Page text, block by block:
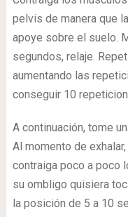
pelvis de manera que
apoye sobre el suelo.
segundos, relaje.
aumentando las
conseguir 10
A continuación, tome
Al momento de
contraiga poco a poco
su ombligo quisiera
la posición de 5 a 10